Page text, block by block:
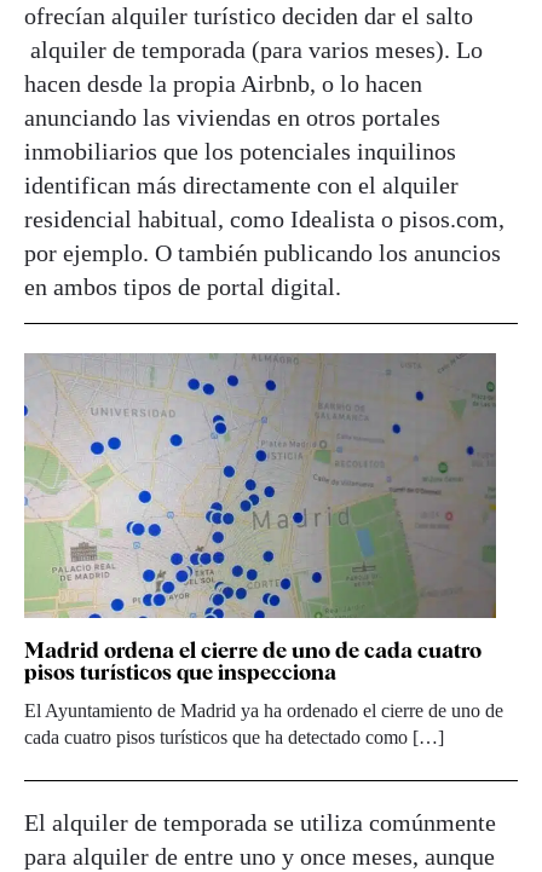
ofrecían alquiler turístico deciden dar el salto
alquiler de temporada (para varios meses). Lo
hacen desde la propia Airbnb, o lo hacen
anunciando las viviendas en otros portales
inmobiliarios que los potenciales inquilinos
identifican más directamente con el alquiler
residencial habitual, como Idealista o pisos.com,
por ejemplo. O también publicando los anuncios
en ambos tipos de portal digital.
Madrid ordena el cierre de uno de cada cuatro
pisos turísticos que inspecciona
El Ayuntamiento de Madrid ya ha ordenado el cierre de uno de
cada cuatro pisos turísticos que ha detectado como […]
El alquiler de temporada se utiliza comúnmente
para alquiler de entre uno y once meses, aunque